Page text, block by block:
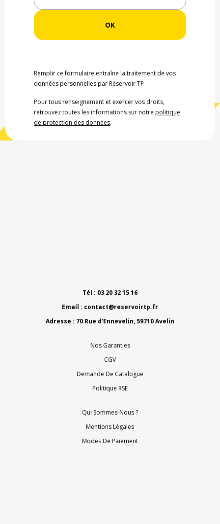
Remplir ce formulaire entraîne la traitement de vos
données personnelles par Réservoir TP
Pour tous renseignement et exercer vos droits,
retrouvez toutes les informations sur notrepolitique
de protection des données.
Tél : 03 20 32 15 16
Email : contact@reservoirtp.fr
Adresse : 70 Rue d'Ennevelin, 59710 Avelin
Nos Garanties
CGV
Demande De Catalogue
Politique RSE
Qui Sommes-Nous ?
Mentions Légales
Modes De Paiement